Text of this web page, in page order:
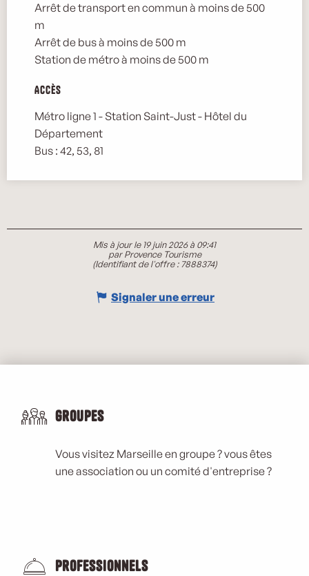
Arrêt de transport en commun à moins de 500
m
Arrêt de bus à moins de 500 m
Station de métro à moins de 500 m
Accès
Accès
Métro ligne 1 - Station Saint-Just - Hôtel du
Département
Bus : 42, 53, 81
Mis à jour le 19 juin 2026 à 09:41
par Provence Tourisme
(Identifiant de l'offre :7888374)
Signaler une erreur
Groupes
Vous visitez Marseille en groupe ? vous êtes
une association ou un comité d'entreprise ?
Professionnels